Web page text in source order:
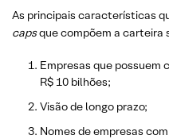
As principais características
capsque compõem a carteira
Empresas que possuem
R$ 10 bilhões;
Visão de longo prazo;
Nomes de empresas